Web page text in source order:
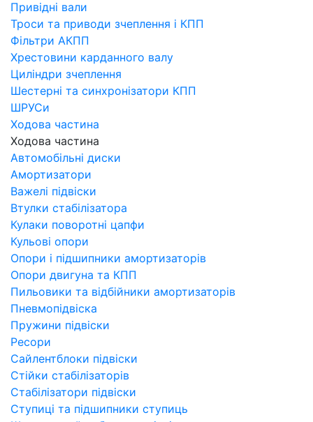
Привідні вали
Троси та приводи зчеплення і КПП
Фільтри АКПП
Хрестовини карданного валу
Циліндри зчеплення
Шестерні та синхронізатори КПП
ШРУСи
Ходова частина
Ходова частина
Автомобільні диски
Амортизатори
Важелі підвіски
Втулки стабілізатора
Кулаки поворотні цапфи
Кульові опори
Опори і підшипники амортизаторів
Опори двигуна та КПП
Пильовики та відбійники амортизаторів
Пневмопідвіска
Пружини підвіски
Ресори
Сайлентблоки підвіски
Стійки стабілізаторів
Стабілізатори підвіски
Ступиці та підшипники ступиць